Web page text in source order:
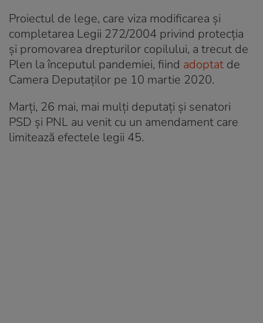
Proiectul de lege, care viza modificarea şi
completarea Legii 272/2004 privind protecţia
şi promovarea drepturilor copilului, a trecut de
Plen la începutul pandemiei, fiind adoptat de
Camera Deputaților pe 10 martie 2020.
Marți, 26 mai, mai mulți deputați și senatori
PSD și PNL au venit cu un amendament care
limitează efectele legii 45.